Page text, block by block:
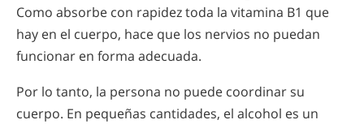
Como absorbe con rapidez toda la vitamina B1 que
hay en el cuerpo, hace que los nervios no puedan
funcionar en forma adecuada.
Por lo tanto, la persona no puede coordinar su
cuerpo. En pequeñas cantidades, el alcohol es un